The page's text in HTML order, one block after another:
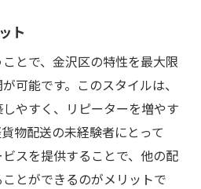
ト
とで、金沢区の特性を最大限
可能です。このスタイルは、
やすく、リピーターを増やす
物配送の未経験者にとって
スを提供することで、他の配
とができるのがメリットで